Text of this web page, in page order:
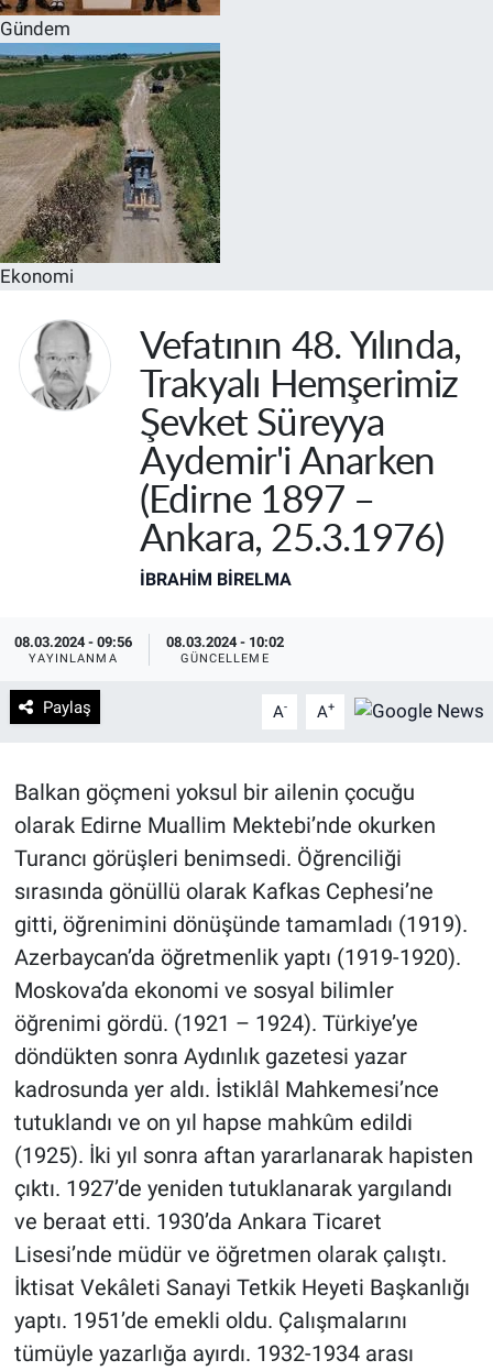
Gündem
Ekonomi
Vefatının 48. Yılında,
Trakyalı Hemşerimiz
Şevket Süreyya
Aydemir'i Anarken
(Edirne 1897 –
Ankara, 25.3.1976)
İBRAHIM BİRELMA
08.03.2024 - 09:56
YAYINLANMA
08.03.2024 - 10:02
GÜNCELLEME
Paylaş A- A+
Balkan göçmeni yoksul bir ailenin çocuğu
olarak Edirne Muallim Mektebi’nde okurken
Turancı görüşleri benimsedi. Öğrenciliği
sırasında gönüllü olarak Kafkas Cephesi’ne
gitti, öğrenimini dönüşünde tamamladı (1919).
Azerbaycan’da öğretmenlik yaptı (1919-1920).
Moskova’da ekonomi ve sosyal bilimler
öğrenimi gördü. (1921 – 1924). Türkiye’ye
döndükten sonra Aydınlık gazetesi yazar
kadrosunda yer aldı. İstiklâl Mahkemesi’nce
tutuklandı ve on yıl hapse mahkûm edildi
(1925). İki yıl sonra aftan yararlanarak hapisten
çıktı. 1927’de yeniden tutuklanarak yargılandı
ve beraat etti. 1930’da Ankara Ticaret
Lisesi’nde müdür ve öğretmen olarak çalıştı.
İktisat Vekâleti Sanayi Tetkik Heyeti Başkanlığı
yaptı. 1951’de emekli oldu. Çalışmalarını
tümüyle yazarlığa ayırdı. 1932-1934 arası